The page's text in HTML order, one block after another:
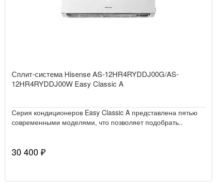
Сплит-система Hisense AS-12HR4RYDDJ00G/AS-
12HR4RYDDJ00W Easy Classic A
Серия кондиционеров Easy Classic A представлена пятью
современными моделями, что позволяет подобрать..
30 400 ₽